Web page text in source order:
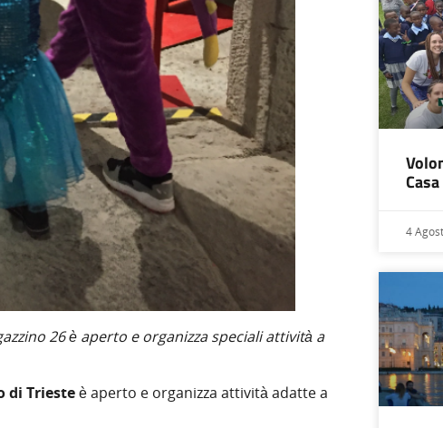
26 è aperto e organizza speciali attività a
di Triesteè aperto e organizza attività adatte a
4